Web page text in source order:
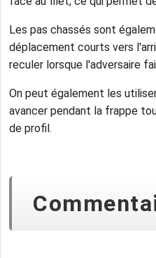
Les pas chassés sont
déplacement courts vers
reculer lorsque l'adversaire
On peut également les
avancer pendant la frappe
de profil.